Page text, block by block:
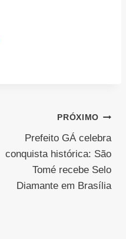
PRÓXIMO
Prefeito GÁ celebra
conquista histórica: São
Tomé recebe Selo
Diamante em Brasília